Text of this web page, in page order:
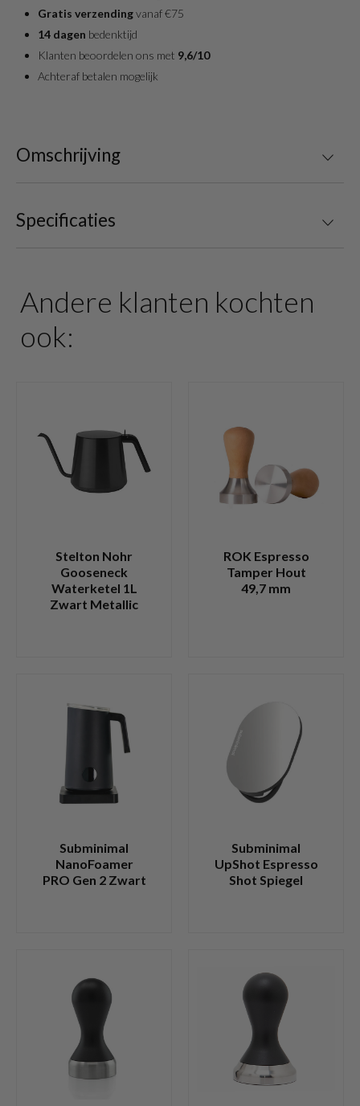
Gratis verzendingvanaf €75
14 dagen bedenktijd
Klanten beoordelen ons met 9,6/10
Achteraf betalen mogelijk
Omschrijving
Specificaties
Andere klanten kochten
ook:
Stelton Nohr
Gooseneck
Waterketel 1L
Zwart Metallic
ROK Espresso
Tamper Hout
49,7 mm
Subminimal
NanoFoamer
PRO Gen 2 Zwart
Subminimal
UpShot Espresso
Shot Spiegel